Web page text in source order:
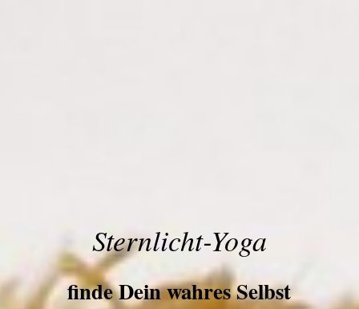
Sternlicht-Yoga
finde Dein wahres Selbst